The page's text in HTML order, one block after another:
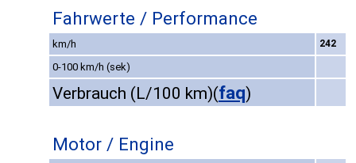
Fahrwerte / Performance
km/h 242
0-100 km/h (sek)
Verbrauch (L/100 km)(faq)
Motor / Engine